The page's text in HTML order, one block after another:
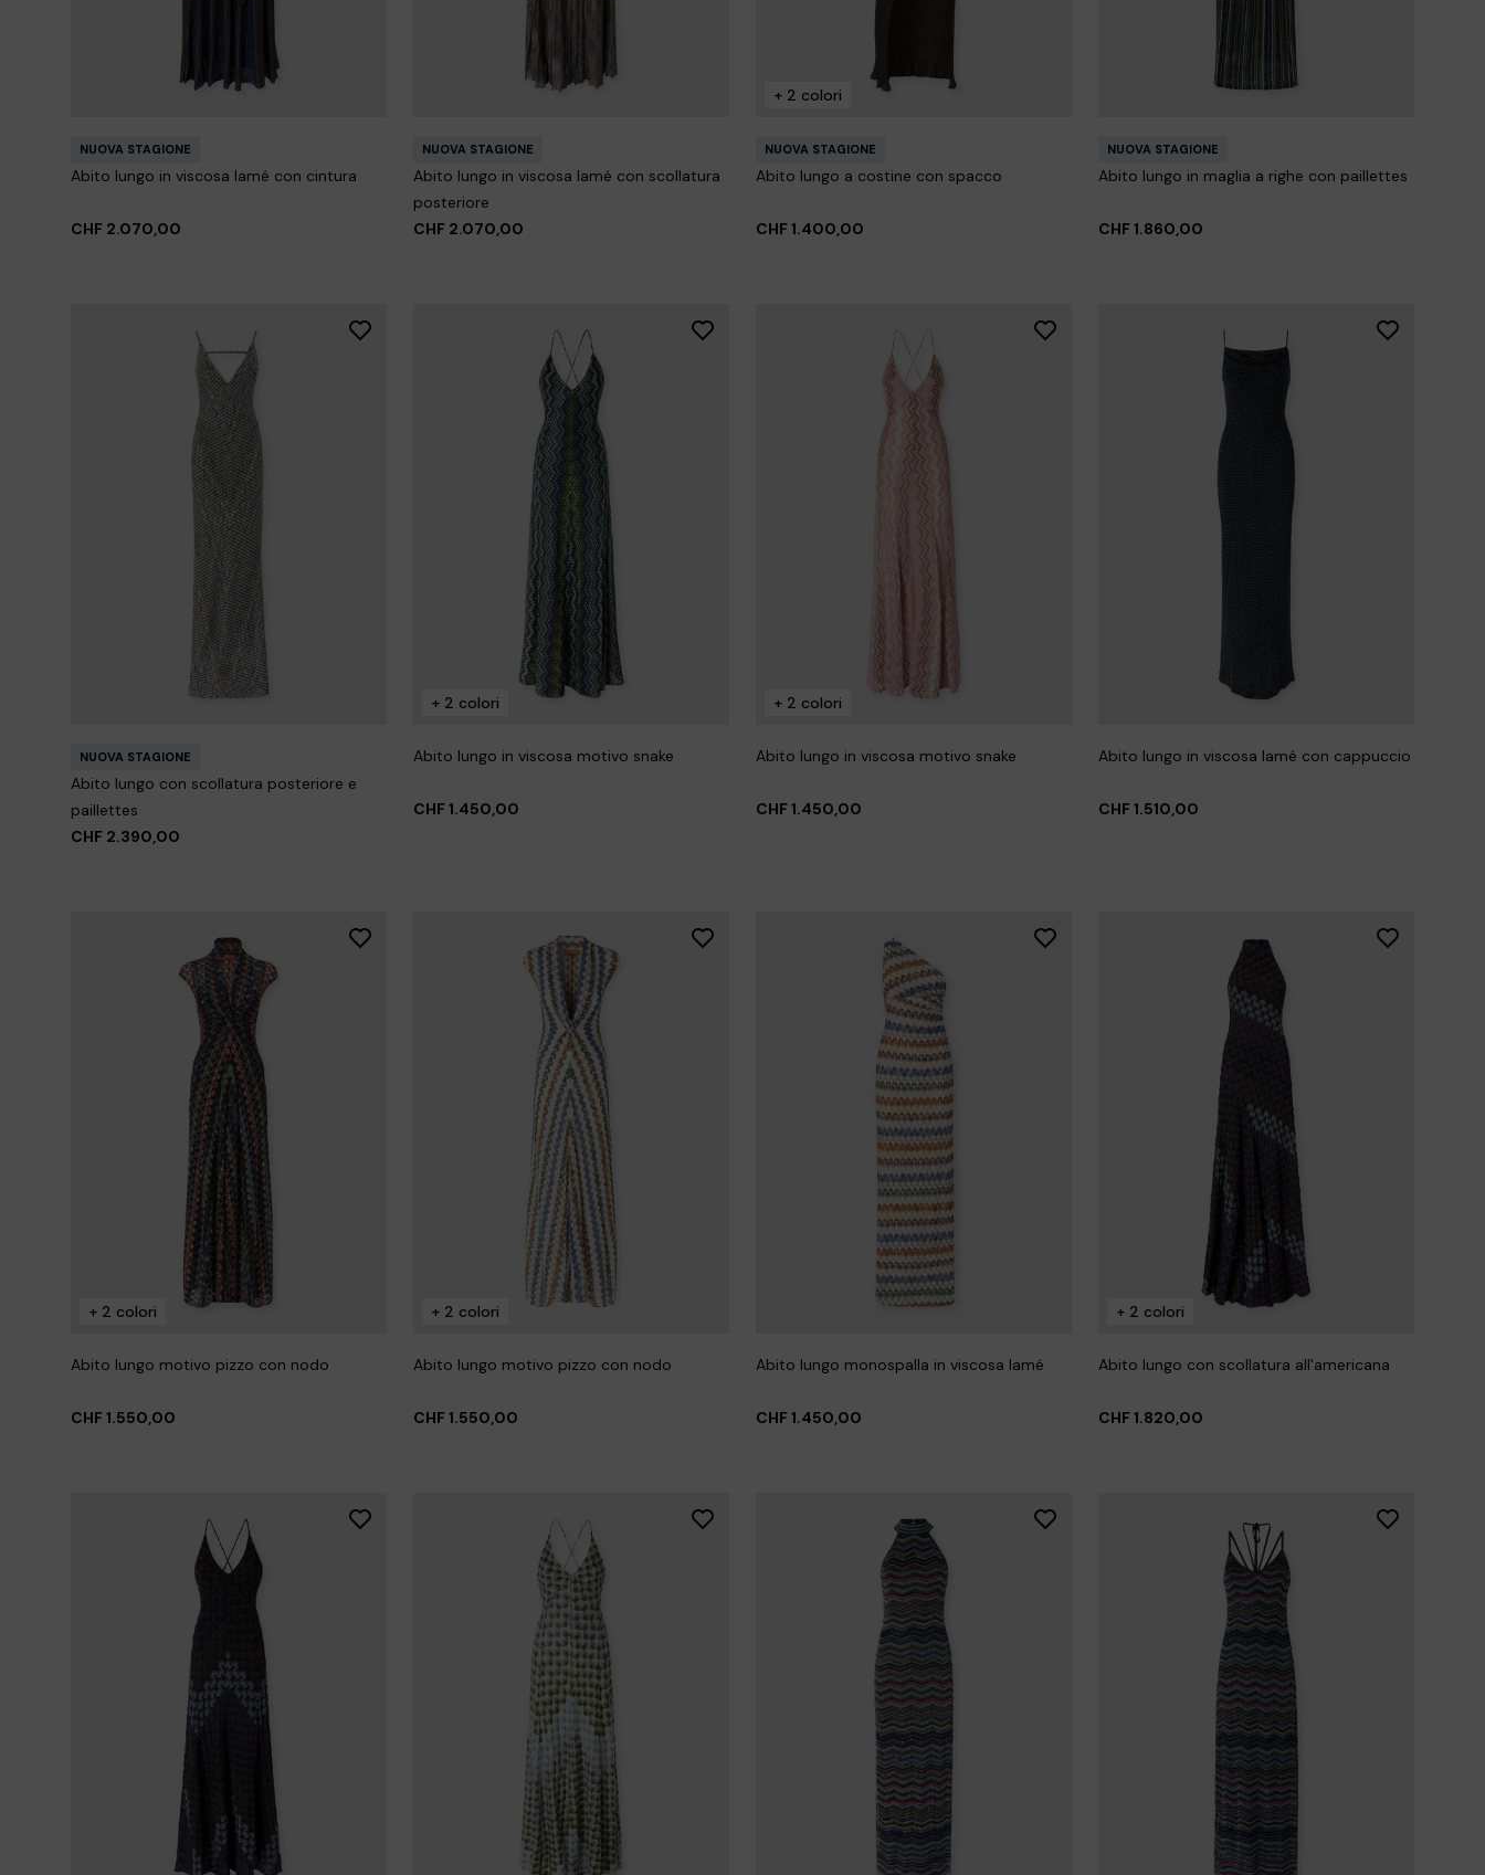
NUOVA STAGIONE
Abito lungo in viscosa lamé con cintura
CHF 2.070,00
NUOVA STAGIONE
Abito lungo in viscosa lamé con scollatura
posteriore
CHF 2.070,00
+ 2 colori
NUOVA STAGIONE
Abito lungo a costine con spacco
CHF 1.400,00
NUOVA STAGIONE
Abito lungo in maglia a righe con paillettes
CHF 1.860,00
NUOVA STAGIONE
Abito lungo con scollatura posteriore e
paillettes
CHF 2.390,00
+ 2 colori
Abito lungo in viscosa motivo snake
CHF 1.450,00
+ 2 colori
Abito lungo in viscosa motivo snake
CHF 1.450,00
Abito lungo in viscosa lamé con cappuccio
CHF 1.510,00
+ 2 colori
Abito lungo motivo pizzo con nodo
CHF 1.550,00
+ 2 colori
Abito lungo motivo pizzo con nodo
CHF 1.550,00
Abito lungo monospalla in viscosa lamé
CHF 1.450,00
+ 2 colori
Abito lungo con scollatura all'americana
CHF 1.820,00
Pantalone taglio dritto
CHF 750,00